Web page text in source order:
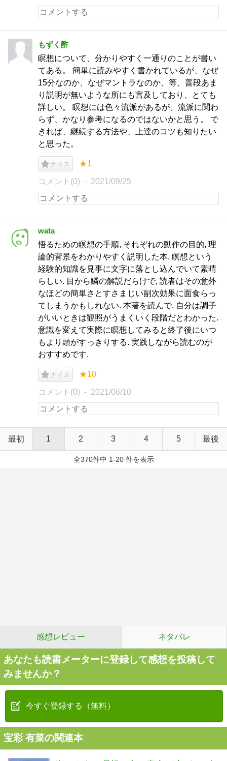
もずく酢
瞑想について、分かりやすく一通りのことが書い
てある。 簡単に読みやすく書かれているが、なぜ
15分なのか、なぜマントラなのか、等、普段あま
り説明が無いような所にも言及しており、とても
詳しい。 瞑想には色々流派があるが、流派に関わ
らず、かなり参考になるのではないかと思う。 で
きれば、継続する方法や、上達のコツも知りたい
と思った。
ナイス ★1
コメント(0) 2021/09/25
wata
悟るための瞑想の手順, それぞれの動作の目的, 理
論的背景をわかりやすく説明した本. 瞑想という
経験的知識を見事に文字に落とし込んでいて素晴
らしい. 目から鱗の解説だらけで, 読者はその意外
なほどの簡単さとすさまじい副次効果に面食らっ
てしまうかもしれない. 本著を読んで, 自分は調子
がいいときは観照がうまくいく段階だとわかった.
意識を変えて実際に瞑想してみると終了後にいつ
もより頭がすっきりする. 実践しながら読むのが
おすすめです.
ナイス ★10
コメント(0) 2021/06/10
最初 1 2 3 4 5 最後
全370件中 1-20 件を表示
感想レビュー ネタバレ
あなたも読書メーターに登録して感想を投稿して
みませんか？
今すぐ登録する（無料）
宝彩 有菜の関連本